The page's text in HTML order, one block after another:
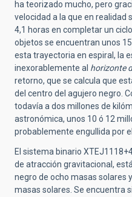
ha teorizado mucho, pero
velocidad a la que en realidad
4,1 horas en completar un
objetos se encuentran unos
esta trayectoria en espiral, la
inexorablemente al horizonte
retorno, que se calcula que
del centro del agujero negro.
todavía a dos millones de
astronómica, unos 10 ó 12
probablemente engullida por
El sistema binario
de atracción gravitacional,
negro de ocho masas solares
masas solares. Se encuentra